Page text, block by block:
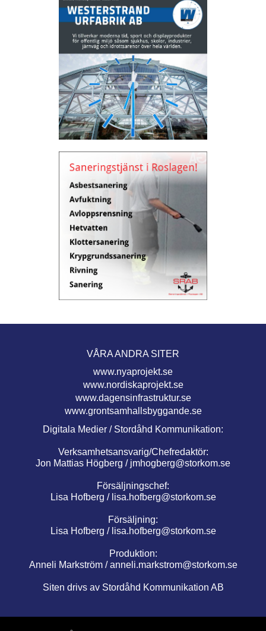
VÅRA ANDRA SITER
www.nyaprojekt.se
www.nordiskaprojekt.se
www.dagensinfrastruktur.se
www.grontsamhallsbyggande.se
Digitala Medier / Stordåhd Kommunikation:
Verksamhetsansvarig/Chefredaktör:
Jon Mattias Högberg / jmhogberg@storkom.se
Försäljningschef:
Lisa Hofberg / lisa.hofberg@storkom.se
Försäljning:
Lisa Hofberg / lisa.hofberg@storkom.se
Produktion:
Anneli Markström /anneli.markstrom@storkom.se
Siten drivs av Stordåhd Kommunikation AB